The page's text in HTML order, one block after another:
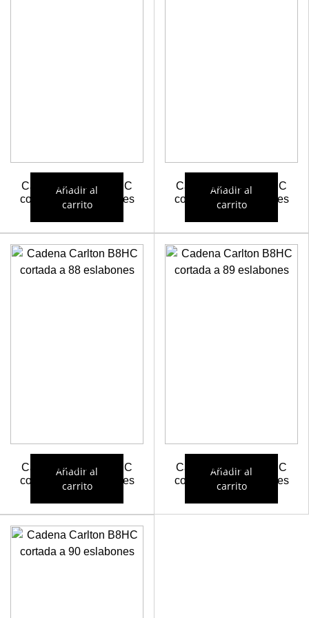
Cadena Carlton B8HC
cortada a 86 eslabones
Añadir al
carrito
Cadena Carlton B8HC
cortada a 87 eslabones
Añadir al
carrito
Cadena Carlton B8HC
cortada a 88 eslabones
Añadir al
carrito
Cadena Carlton B8HC
cortada a 89 eslabones
Añadir al
carrito